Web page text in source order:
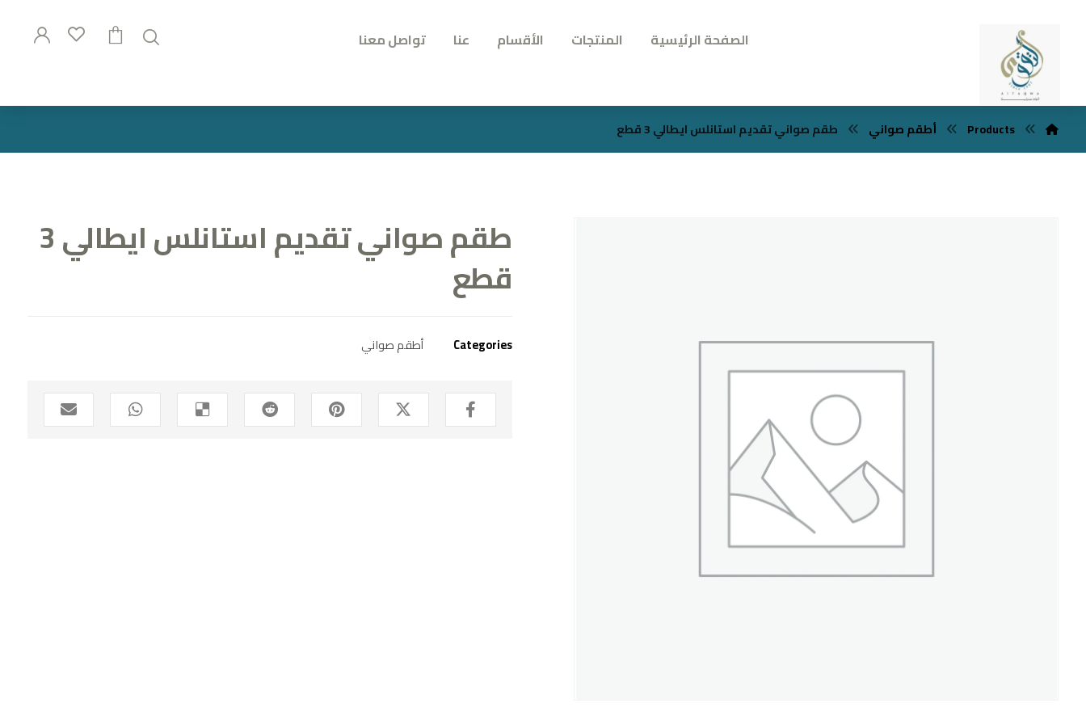
الصفحة الرئيسية المنتجات الأقسام عنا تواصل معنا
Products أطقم صواني طقم صواني تقديم استانلس ايطالي 3 قطع
طقم صواني تقديم استانلس ايطالي 3
قطع
Categories أطقم صواني